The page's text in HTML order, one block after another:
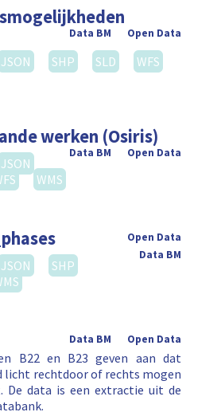
Open Data
Data BM
JSON SHP SLD
WFS
werken (Osiris)
Open Data
Data BM
JSON
WMS
Open Data
Data BM
JSON
SHP
Open Data
Data BM
B22 en B23 geven aan dat
licht rechtdoor of rechts mogen
De data is een extractie uit de